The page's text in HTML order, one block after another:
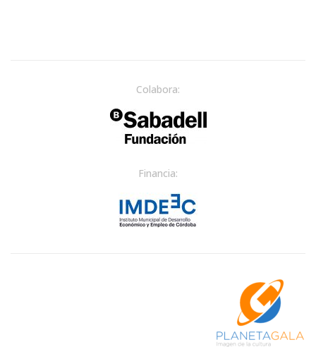
Colabora:
Financia: